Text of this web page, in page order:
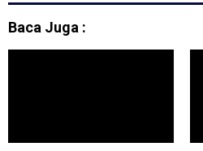
Baca Juga :